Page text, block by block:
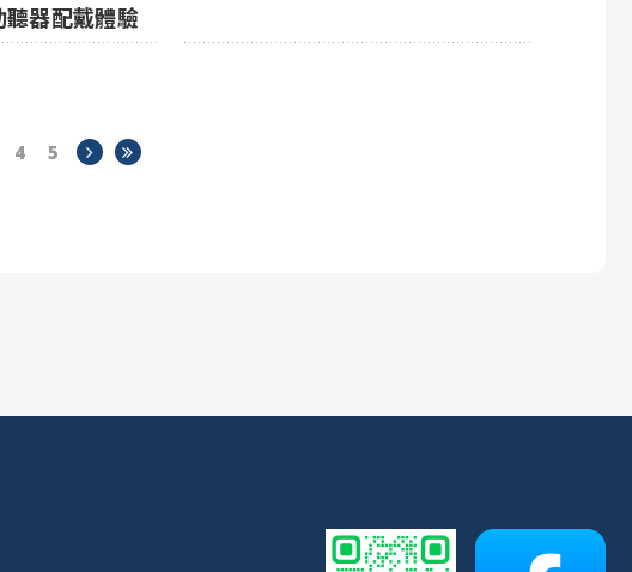
器配戴體驗
4 5